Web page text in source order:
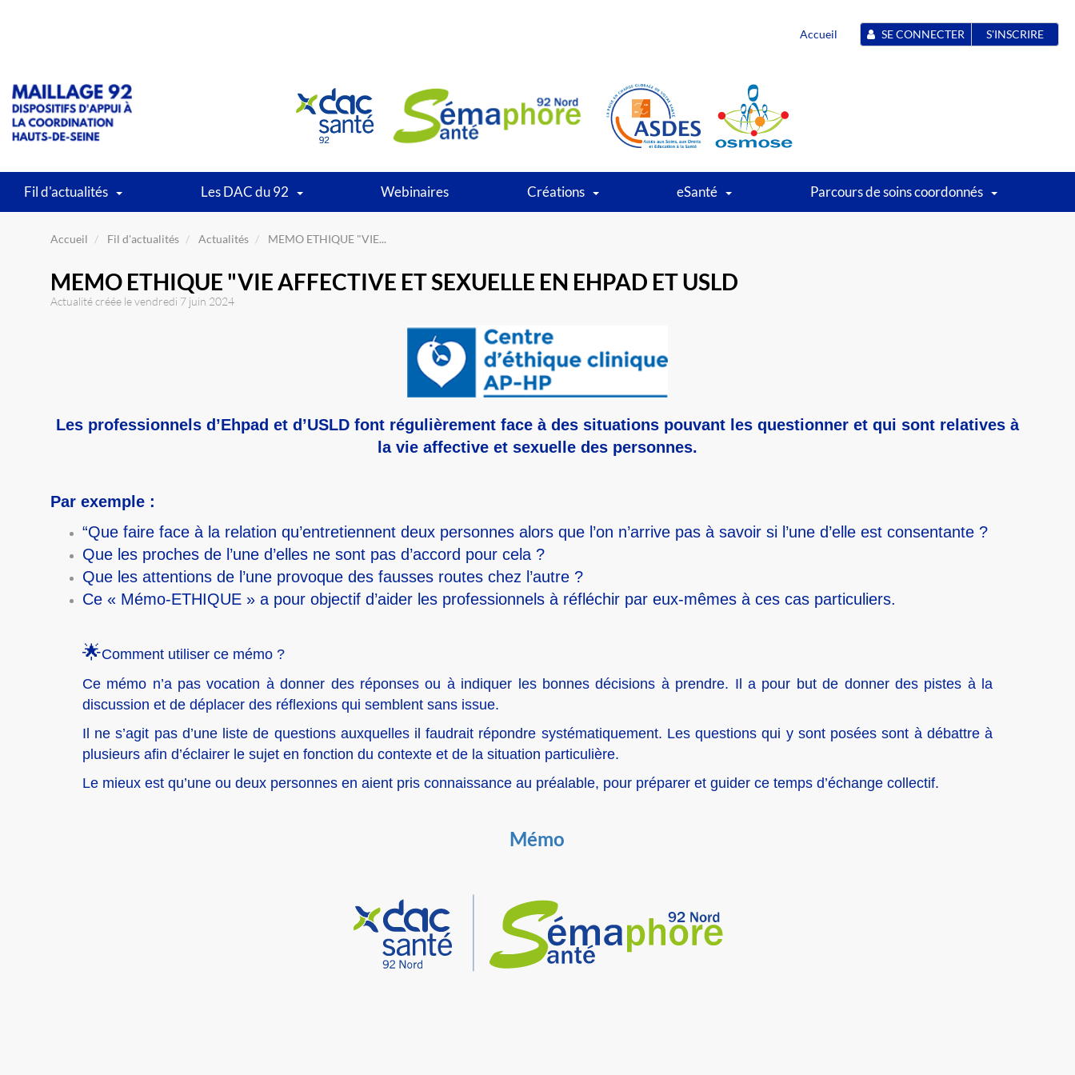
Accueil SE CONNECTER S'INSCRIRE
Fil d'actualités Les DAC du 92 Webinaires Créations eSanté Parcours de soins coordonnés
Accueil Fil d'actualités Actualités MEMO ETHIQUE "VIE...
MEMO ETHIQUE "VIE AFFECTIVE ET SEXUELLE EN EHPAD ET USLD
Actualité créée le vendredi 7 juin 2024
Les professionnels d’Ehpad et d’USLD font régulièrement face à des situations pouvant les questionner et qui sont relatives à
la vie affective et sexuelle des personnes.
Par exemple :
“Que faire face à la relation qu’entretiennent deux personnes alors que l’on n’arrive pas à savoir si l’une d’elle est consentante ?
Que les proches de l’une d’elles ne sont pas d’accord pour cela ?
Que les attentions de l’une provoque des fausses routes chez l’autre ?
Ce « Mémo-ETHIQUE » a pour objectif d’aider les professionnels à réfléchir par eux-mêmes à ces cas particuliers.
🌟Comment utiliser ce mémo ?
Ce mémo n’a pas vocation à donner des réponses ou à indiquer les bonnes décisions à prendre. Il a pour but de donner des pistes à la
discussion et de déplacer des réflexions qui semblent sans issue.
Il ne s’agit pas d’une liste de questions auxquelles il faudrait répondre systématiquement. Les questions qui y sont posées sont à débattre à
plusieurs afin d’éclairer le sujet en fonction du contexte et de la situation particulière.
Le mieux est qu’une ou deux personnes en aient pris connaissance au préalable, pour préparer et guider ce temps d’échange collectif.
Mémo